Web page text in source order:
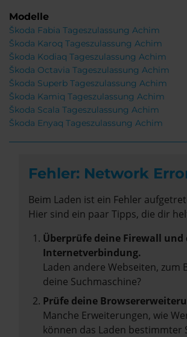
Modelle
Škoda Fabia Tageszulassung Achim
Škoda Karoq Tageszulassung Achim
Škoda Kodiaq Tageszulassung Achim
Škoda Octavia Tageszulassung Achim
Škoda Superb Tageszulassung Achim
Škoda Kamiq Tageszulassung Achim
Škoda Scala Tageszulassung Achim
Škoda Enyaq Tageszulassung Achim
Fehler: Network
Beim Laden ist ein Fehler
Hier sind ein paar Tipps, die dir
Überprüfe deine Firewall und
Internetverbindung.
Laden andere Webseiten, zum
deine Suchmaschine?
Prüfe deine
Manche Erweiterungen, wie
können das Laden bestimmter